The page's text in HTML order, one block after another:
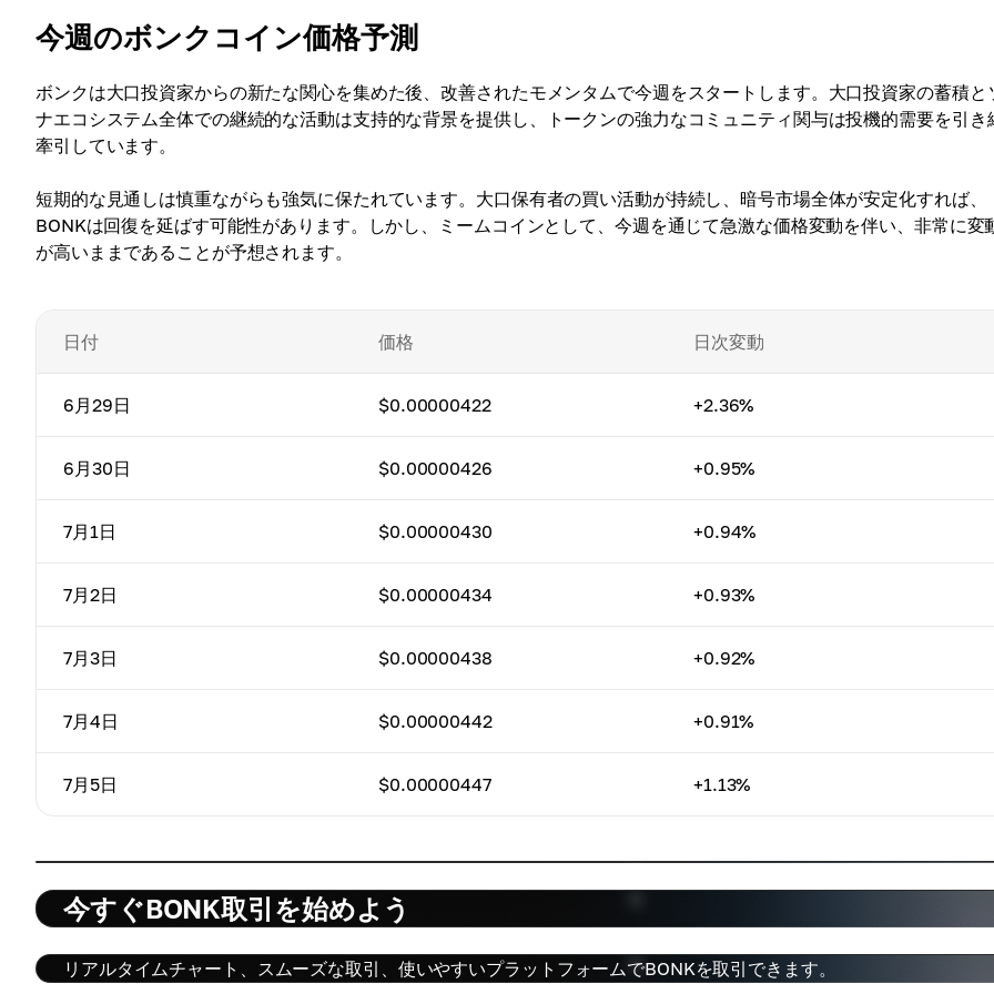
今週のボンクコイン価格予測
ボンクは大口投資家からの新たな関心を集めた後、改善されたモメンタムで今週をスタートします。大口投資家の蓄積と
ナエコシステム全体での継続的な活動は支持的な背景を提供し、トークンの強力なコミュニティ関与は投機的需要を引き
牽引しています。
短期的な見通しは慎重ながらも強気に保たれています。大口保有者の買い活動が持続し、暗号市場全体が安定化すれば、
BONKは回復を延ばす可能性があります。しかし、ミームコインとして、今週を通じて急激な価格変動を伴い、非常に変
が高いままであることが予想されます。
日付 価格 日次変動
6月29日 $0.00000422 +2.36%
6月30日 $0.00000426 +0.95%
7月1日 $0.00000430 +0.94%
7月2日 $0.00000434 +0.93%
7月3日 $0.00000438 +0.92%
7月4日 $0.00000442 +0.91%
7月5日 $0.00000447 +1.13%
今すぐBONK取引を始めよう
リアルタイムチャート、スムーズな取引、使いやすいプラットフォームでBONKを取引できます。